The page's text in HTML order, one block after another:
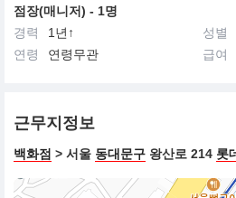
점장(매니저) - 1명
경력
1년↑ 성별
연령
연령무관 급여
근무지정보
백화점 > 서울 동대문구 왕산로 214 롯